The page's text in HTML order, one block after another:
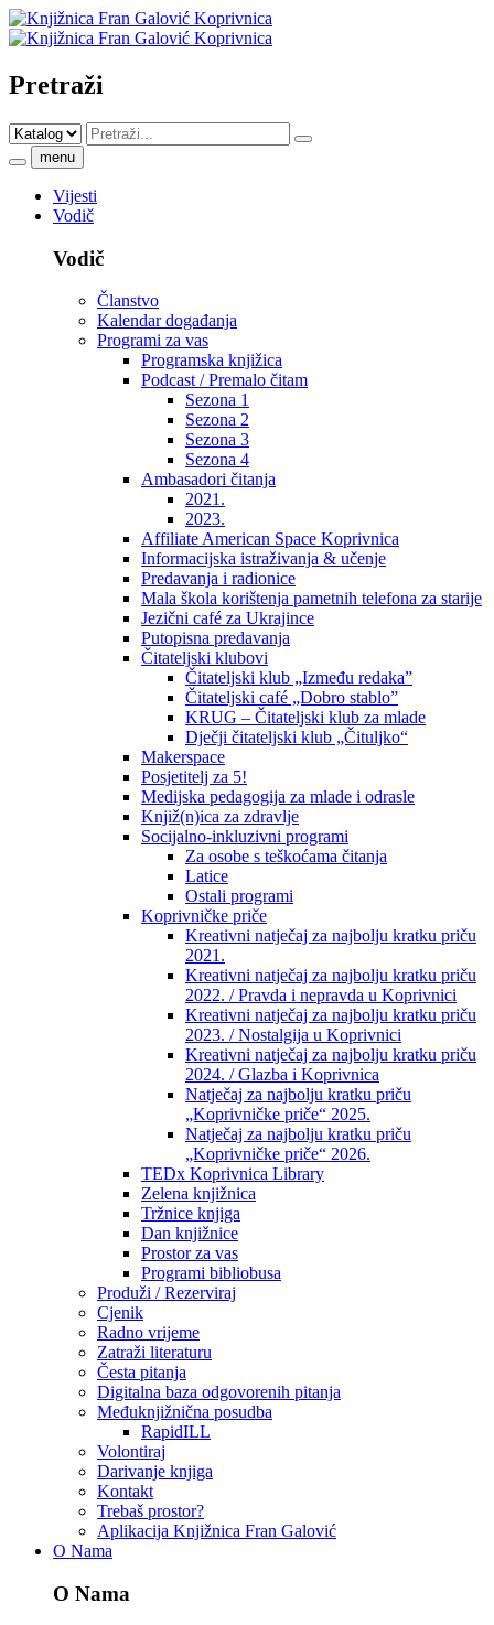
Pretraži
menu
Vijesti
Vodič
Vodič
Članstvo
Kalendar događanja
Programi za vas
Programska knjižica
Podcast / Premalo čitam
Sezona 1
Sezona 2
Sezona 3
Sezona 4
Ambasadori čitanja
2021.
2023.
Affiliate American Space Koprivnica
Informacijska istraživanja & učenje
Predavanja i radionice
Mala škola korištenja pametnih telefona za starije
Jezični café za Ukrajince
Putopisna predavanja
Čitateljski klubovi
Čitateljski klub „Između redaka”
Čitateljski café „Dobro stablo”
KRUG – Čitateljski klub za mlade
Dječji čitateljski klub „Čituljko“
Makerspace
Posjetitelj za 5!
Medijska pedagogija za mlade i odrasle
Knjiž(n)ica za zdravlje
Socijalno-inkluzivni programi
Za osobe s teškoćama čitanja
Latice
Ostali programi
Koprivničke priče
Kreativni natječaj za najbolju kratku priču
2021.
Kreativni natječaj za najbolju kratku priču
2022. / Pravda i nepravda u Koprivnici
Kreativni natječaj za najbolju kratku priču
2023. / Nostalgija u Koprivnici
Kreativni natječaj za najbolju kratku priču
2024. / Glazba i Koprivnica
Natječaj za najbolju kratku priču
„Koprivničke priče“ 2025.
Natječaj za najbolju kratku priču
„Koprivničke priče“ 2026.
TEDx Koprivnica Library
Zelena knjižnica
Tržnice knjiga
Dan knjižnice
Prostor za vas
Programi bibliobusa
Produži / Rezerviraj
Cjenik
Radno vrijeme
Zatraži literaturu
Česta pitanja
Digitalna baza odgovorenih pitanja
Međuknjižnična posudba
RapidILL
Volontiraj
Darivanje knjiga
Kontakt
Trebaš prostor?
Aplikacija Knjižnica Fran Galović
O Nama
O Nama